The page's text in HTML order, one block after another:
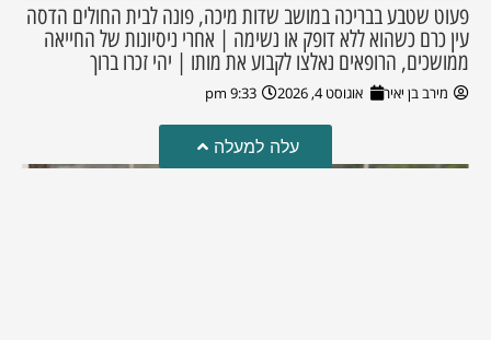
פעוט שטבע בבריכה במושב שדות מיכה, פונה לבית החולים הדסה
עין כרם כשהוא ללא דופק או נשימה | אחרי ניסיונות של החייאה
ממושכים, הרופאים נאלצו לקבוע את מותו | יהי זכרו ברוך
מירב בן יאיר אוגוסט 4, 2026 9:33 pm
עלה למעלה